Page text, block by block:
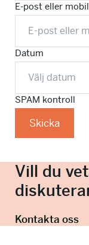
E-post eller
Datum
SPAM kontroll
Skicka
Vill du
Kontakta oss